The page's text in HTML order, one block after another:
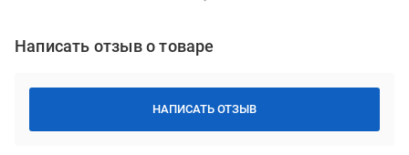
Написать отзыв о товаре
НАПИСАТЬ ОТЗЫВ